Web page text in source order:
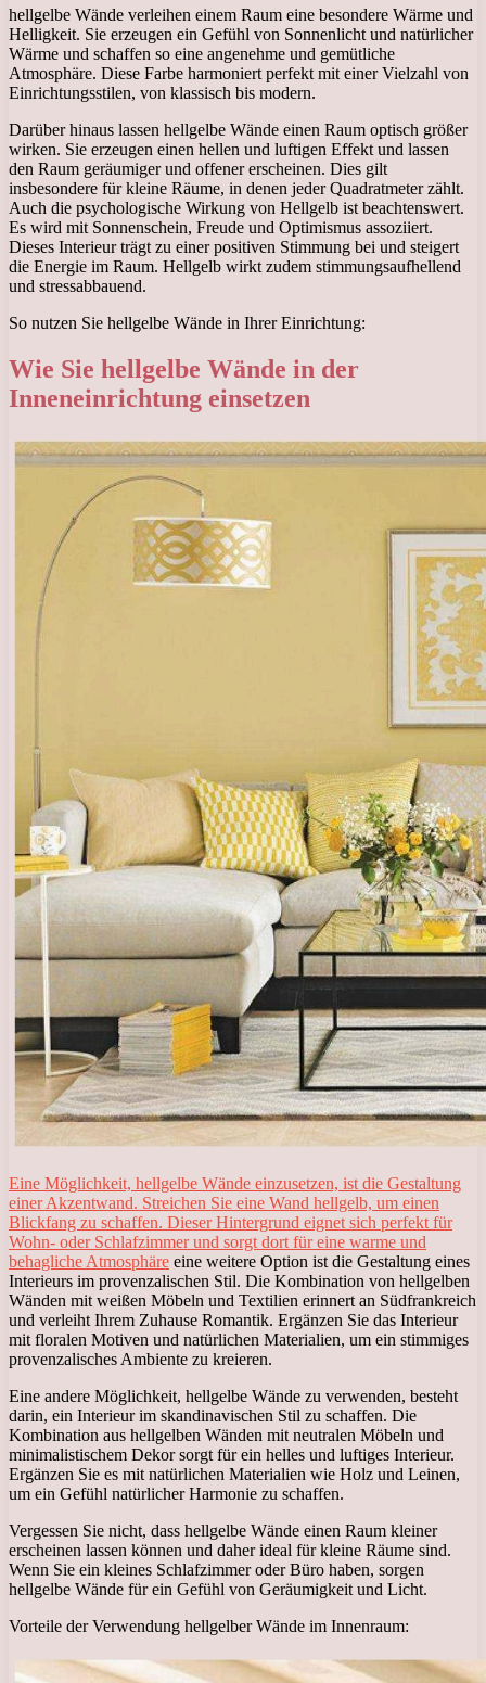
hellgelbe Wände verleihen einem Raum eine besondere Wärme und
Helligkeit. Sie erzeugen ein Gefühl von Sonnenlicht und natürlicher
Wärme und schaffen so eine angenehme und gemütliche
Atmosphäre. Diese Farbe harmoniert perfekt mit einer Vielzahl von
Einrichtungsstilen, von klassisch bis modern.
Darüber hinaus lassen hellgelbe Wände einen Raum optisch größer
wirken. Sie erzeugen einen hellen und luftigen Effekt und lassen
den Raum geräumiger und offener erscheinen. Dies gilt
insbesondere für kleine Räume, in denen jeder Quadratmeter zählt.
Auch die psychologische Wirkung von Hellgelb ist beachtenswert.
Es wird mit Sonnenschein, Freude und Optimismus assoziiert.
Dieses Interieur trägt zu einer positiven Stimmung bei und steigert
die Energie im Raum. Hellgelb wirkt zudem stimmungsaufhellend
und stressabbauend.
So nutzen Sie hellgelbe Wände in Ihrer Einrichtung:
Wie Sie hellgelbe Wände in der
Inneneinrichtung einsetzen
Eine Möglichkeit, hellgelbe Wände einzusetzen, ist die Gestaltung
einer Akzentwand. Streichen Sie eine Wand hellgelb, um einen
Blickfang zu schaffen. Dieser Hintergrund eignet sich perfekt für
Wohn- oder Schlafzimmer und sorgt dort für eine warme und
behagliche Atmosphäre eine weitere Option ist die Gestaltung eines
Interieurs im provenzalischen Stil. Die Kombination von hellgelben
Wänden mit weißen Möbeln und Textilien erinnert an Südfrankreich
und verleiht Ihrem Zuhause Romantik. Ergänzen Sie das Interieur
mit floralen Motiven und natürlichen Materialien, um ein stimmiges
provenzalisches Ambiente zu kreieren.
Eine andere Möglichkeit, hellgelbe Wände zu verwenden, besteht
darin, ein Interieur im skandinavischen Stil zu schaffen. Die
Kombination aus hellgelben Wänden mit neutralen Möbeln und
minimalistischem Dekor sorgt für ein helles und luftiges Interieur.
Ergänzen Sie es mit natürlichen Materialien wie Holz und Leinen,
um ein Gefühl natürlicher Harmonie zu schaffen.
Vergessen Sie nicht, dass hellgelbe Wände einen Raum kleiner
erscheinen lassen können und daher ideal für kleine Räume sind.
Wenn Sie ein kleines Schlafzimmer oder Büro haben, sorgen
hellgelbe Wände für ein Gefühl von Geräumigkeit und Licht.
Vorteile der Verwendung hellgelber Wände im Innenraum: